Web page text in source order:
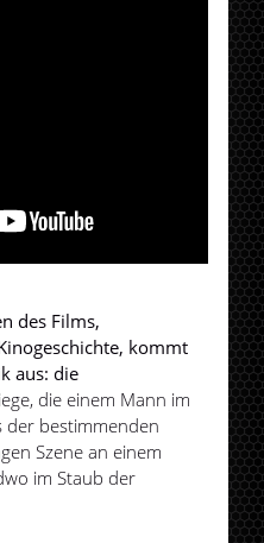
des Films,
kommt
aus: die
die einem Mann im
der bestimmenden
Szene an einem
im Staub der